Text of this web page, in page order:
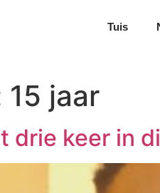
Tuis
15 jaar
drie keer in